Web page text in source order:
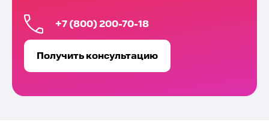
+7 (800) 200-70-18
Получить консультацию